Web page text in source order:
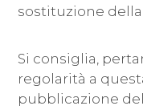
sostituzione
Si consiglia,
regolarità a
pubblicazione